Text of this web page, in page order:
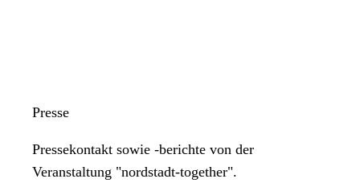
Presse
Pressekontakt sowie -berichte von der
Veranstaltung "nordstadt-together".